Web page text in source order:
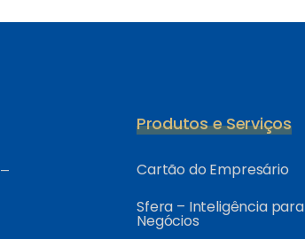
Produtos e Serviços
Cartão do Empresário
Sfera – Inteligência para
Negócios